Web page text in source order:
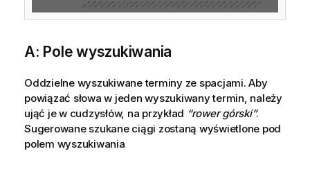
A: Pole wyszukiwania
Oddzielne wyszukiwane terminy ze spacjami. Aby
powiązać słowa w jeden wyszukiwany termin, należy
ująć je w cudzysłów, na przykład “rower górski”.
Sugerowane szukane ciągi zostaną wyświetlone pod
polem wyszukiwania